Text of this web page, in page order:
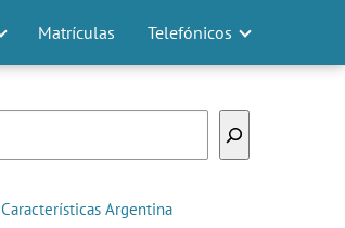
Matrículas Telefónicos
Características Argentina